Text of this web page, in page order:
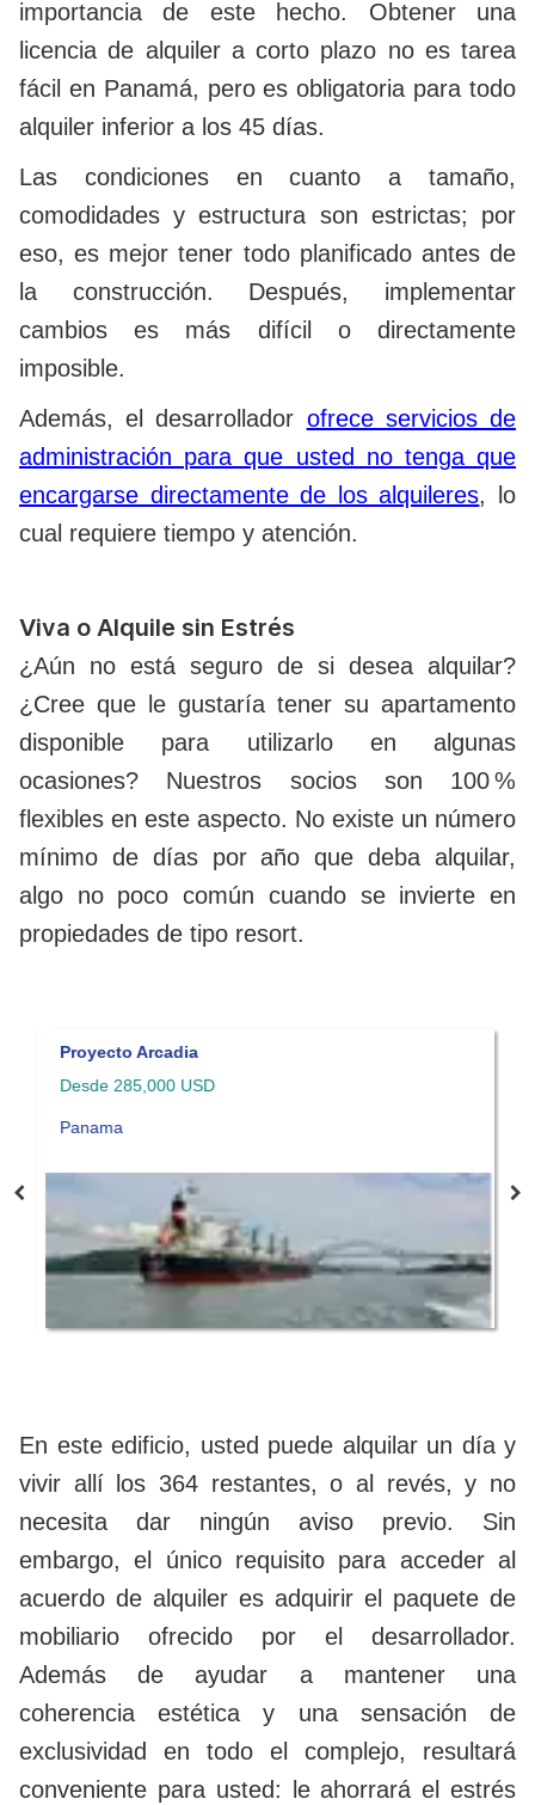
importancia de este hecho. Obtener una
licencia de alquiler a corto plazo no es tarea
fácil en Panamá, pero es obligatoria para todo
alquiler inferior a los 45 días.
Las condiciones en cuanto a tamaño,
comodidades y estructura son estrictas; por
eso, es mejor tener todo planificado antes de
la construcción. Después, implementar
cambios es más difícil o directamente
imposible.
Además, el desarrollador ofrece servicios de
administración para que usted no tenga que
encargarse directamente de los alquileres, lo
cual requiere tiempo y atención.
Viva o Alquile sin Estrés
¿Aún no está seguro de si desea alquilar?
¿Cree que le gustaría tener su apartamento
disponible para utilizarlo en algunas
ocasiones? Nuestros socios son 100 %
flexibles en este aspecto. No existe un número
mínimo de días por año que deba alquilar,
algo no poco común cuando se invierte en
propiedades de tipo resort.
Proyecto Arcadia
Desde 285,000 USD
Panama
En este edificio, usted puede alquilar un día y
vivir allí los 364 restantes, o al revés, y no
necesita dar ningún aviso previo. Sin
embargo, el único requisito para acceder al
acuerdo de alquiler es adquirir el paquete de
mobiliario ofrecido por el desarrollador.
Además de ayudar a mantener una
coherencia estética y una sensación de
exclusividad en todo el complejo, resultará
conveniente para usted: le ahorrará el estrés